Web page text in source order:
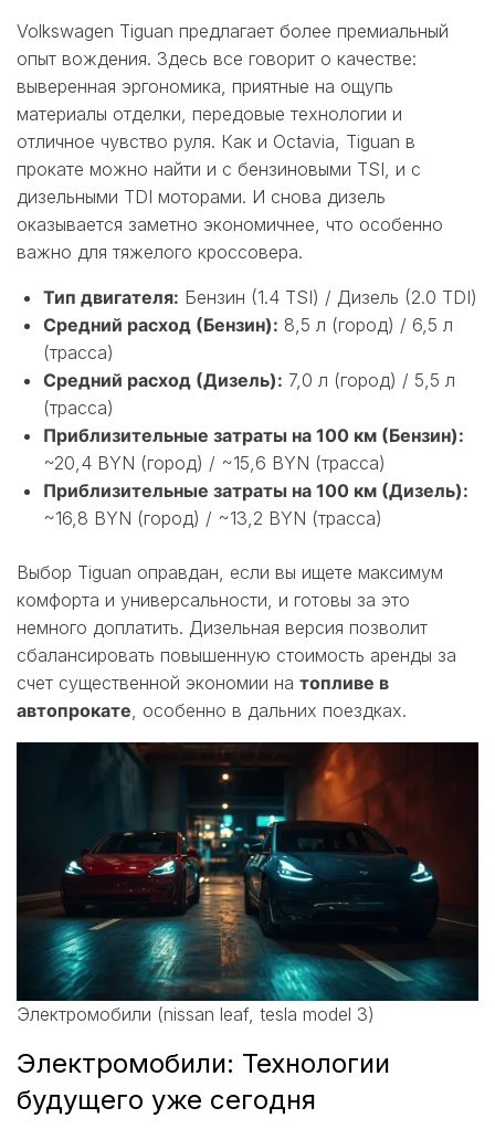
Volkswagen Tiguan предлагает более премиальный
опыт вождения. Здесь все говорит о качестве:
выверенная эргономика, приятные на ощупь
материалы отделки, передовые технологии и
отличное чувство руля. Как и Octavia, Tiguan в
прокате можно найти и с бензиновыми TSI, и с
дизельными TDI моторами. И снова дизель
оказывается заметно экономичнее, что особенно
важно для тяжелого кроссовера.
Тип двигателя: Бензин (1.4 TSI) / Дизель (2.0 TDI)
Средний расход (Бензин): 8,5 л (город) / 6,5 л
(трасса)
Средний расход (Дизель): 7,0 л (город) / 5,5 л
(трасса)
Приблизительные затраты на 100 км (Бензин):
~20,4 BYN (город) / ~15,6 BYN (трасса)
Приблизительные затраты на 100 км (Дизель):
~16,8 BYN (город) / ~13,2 BYN (трасса)
Выбор Tiguan оправдан, если вы ищете максимум
комфорта и универсальности, и готовы за это
немного доплатить. Дизельная версия позволит
сбалансировать повышенную стоимость аренды за
счет существенной экономии на топливе в
автопрокате , особенно в дальних поездках.
Электромобили (nissan leaf, tesla model 3)
Электромобили: Технологии
будущего уже сегодня